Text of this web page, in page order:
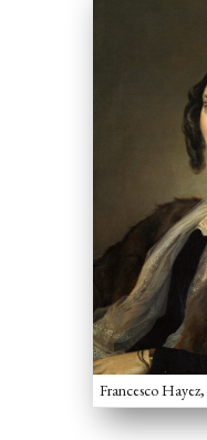
Francesco Hayez,